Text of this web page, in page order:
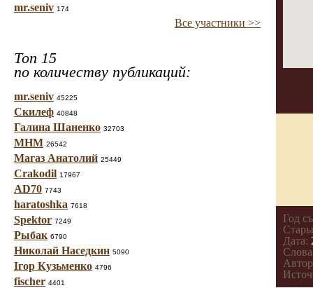
mr.seniv 174
Все участники >>
Топ 15
по количеству публикаций:
mr.seniv 45225
Скилеф 40848
Галина Шаненко 32703
МНМ 26542
Магаз Анатолий 25449
Crakodil 17967
AD70 7743
haratoshka 7618
Spektor 7249
Рыбак 6790
Николай Наседкин 5090
Ігор Кузьменко 4796
fischer 4401
Год
Дата: